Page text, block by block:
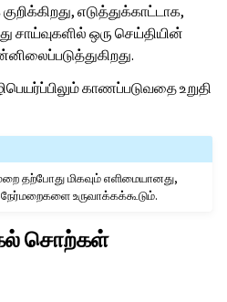
எடுத்துக்காட்டாக,
சாய்வுகளில் ஒரு செய்தியின்
காணப்படுவதை உறுதி
தற்போது மிகவும் எளிமையானது,
உருவாக்கக்கூடும்.
சொற்கள்